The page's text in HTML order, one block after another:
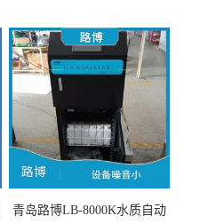
青岛路博LB-8000K水质自动